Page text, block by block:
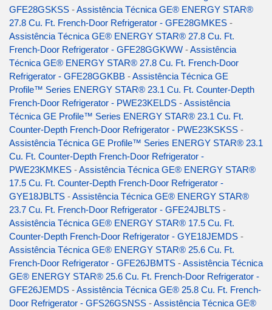
GFE28GSKSS -Assistência Técnica GE® ENERGY STAR®
27.8 Cu. Ft. French-Door Refrigerator - GFE28GMKES -
Assistência Técnica GE® ENERGY STAR® 27.8 Cu. Ft.
French-Door Refrigerator - GFE28GGKWW -Assistência
Técnica GE® ENERGY STAR® 27.8 Cu. Ft. French-Door
Refrigerator - GFE28GGKBB -Assistência Técnica GE
Profile™ Series ENERGY STAR® 23.1 Cu. Ft. Counter-Depth
French-Door Refrigerator - PWE23KELDS -Assistência
Técnica GE Profile™ Series ENERGY STAR® 23.1 Cu. Ft.
Counter-Depth French-Door Refrigerator - PWE23KSKSS -
Assistência Técnica GE Profile™ Series ENERGY STAR® 23.1
Cu. Ft. Counter-Depth French-Door Refrigerator -
PWE23KMKES -Assistência Técnica GE® ENERGY STAR®
17.5 Cu. Ft. Counter-Depth French-Door Refrigerator -
GYE18JBLTS -Assistência Técnica GE® ENERGY STAR®
23.7 Cu. Ft. French-Door Refrigerator - GFE24JBLTS -
Assistência Técnica GE® ENERGY STAR® 17.5 Cu. Ft.
Counter-Depth French-Door Refrigerator - GYE18JEMDS -
Assistência Técnica GE® ENERGY STAR® 25.6 Cu. Ft.
French-Door Refrigerator - GFE26JBMTS -Assistência Técnica
GE® ENERGY STAR® 25.6 Cu. Ft. French-Door Refrigerator -
GFE26JEMDS -Assistência Técnica GE® 25.8 Cu. Ft. French-
Door Refrigerator - GFS26GSNSS -Assistência Técnica GE®